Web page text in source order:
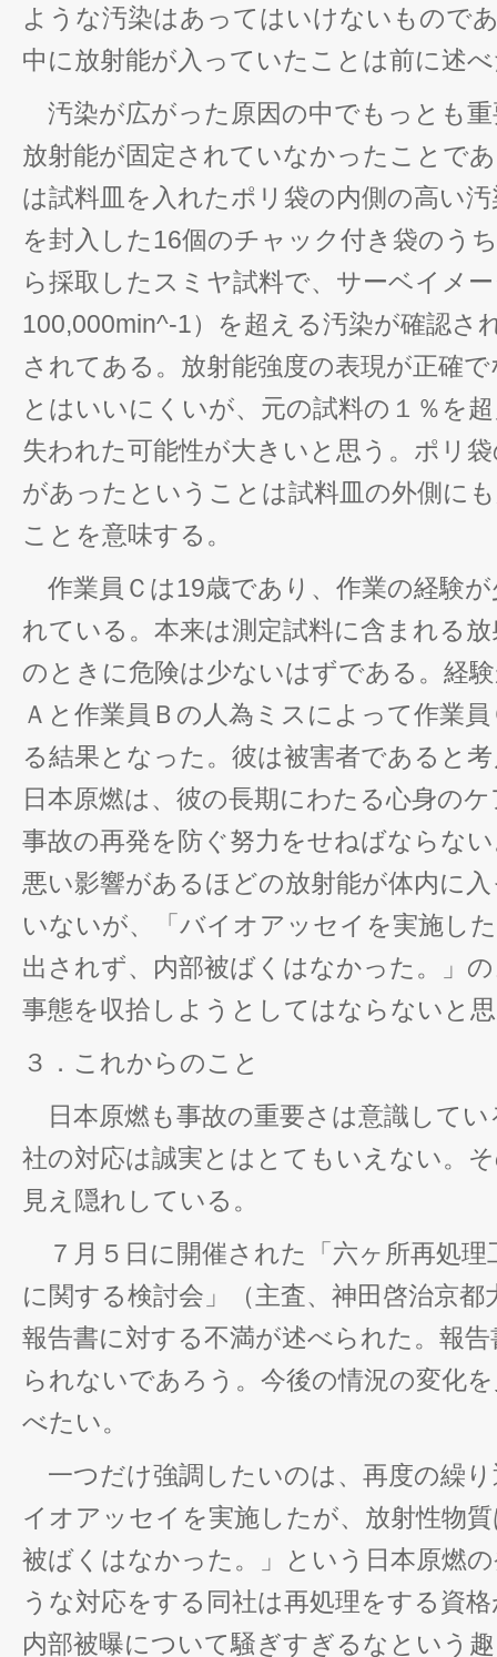
ような汚染はあってはいけないもので
中に放射能が入っていたことは前に述
汚染が広がった原因の中でもっとも
放射能が固定されていなかったことで
は試料皿を入れたポリ袋の内側の高い
を封入した16個のチャック付き袋のう
ら採取したスミヤ試料で、サーベイメ
100,000min^-1）を超える汚染が確認さ
されてある。放射能強度の表現が正確
とはいいにくいが、元の試料の１％を
失われた可能性が大きいと思う。ポリ
があったということは試料皿の外側に
ことを意味する。
作業員Ｃは19歳であり、作業の経験
れている。本来は測定試料に含まれる
のときに危険は少ないはずである。経
Ａと作業員Ｂの人為ミスによって作業
る結果となった。彼は被害者であると
日本原燃は、彼の長期にわたる心身の
事故の再発を防ぐ努力をせねばならな
悪い影響があるほどの放射能が体内に
いないが、「バイオアッセイを実施し
出されず、内部被ばくはなかった。」
事態を収拾しようとしてはならないと
３．これからのこと
日本原燃も事故の重要さは意識して
社の対応は誠実とはとてもいえない。
見え隠れしている。
７月５日に開催された「六ヶ所再処理
に関する検討会」（主査、神田啓治京都
報告書に対する不満が述べられた。報
られないであろう。今後の情況の変化
べたい。
一つだけ強調したいのは、再度の繰
イオアッセイを実施したが、放射性物
被ばくはなかった。」という日本原燃
うな対応をする同社は再処理をする資
内部被曝について騒ぎすぎるなという